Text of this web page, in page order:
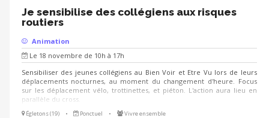
Je sensibilise des collégiens aux risques
routiers
Animation
Le 18 novembre de 10h à 17h
Sensibiliser des jeunes collégiens au Bien Voir et Etre Vu lors de leurs
déplacements nocturnes, au moment du changement d'heure. Focus
sur les déplacement vélo, trottinettes, et piéton. L'action aura lieu en
parallèle du cross.
Égletons (19) • Ponctuel • Vivre ensemble